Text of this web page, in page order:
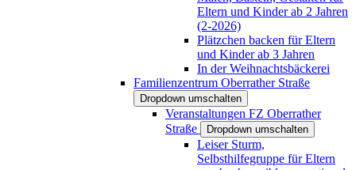
Eltern und Kinder ab 2 Jahren
(2-2026)
Plätzchen backen für Eltern
und Kinder ab 3 Jahren
In der Weihnachtsbäckerei
Familienzentrum Oberrather Straße
Dropdown umschalten
Veranstaltungen FZ Oberrather
Straße
Dropdown umschalten
Leiser Sturm,
Selbsthilfegruppe für Eltern